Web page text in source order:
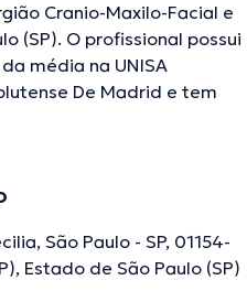
Cranio-Maxilo-Facial e
(SP). O profissional possui
média na UNISA
De Madrid e tem
associações
conseguir ter uma
de especialização e
São Paulo - SP, 01154-
Estado de São Paulo (SP)